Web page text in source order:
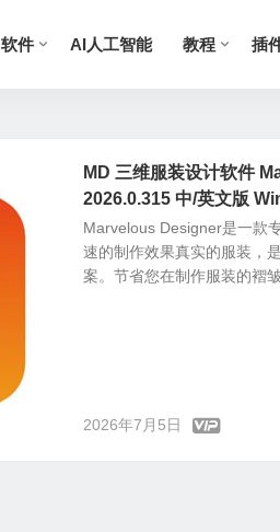
软件 AI人工智能 教程 插
MD 三维服装设计软件
2026.0.315 中/英文版
Marvelous Designer是一款
速的制作效果真实的服装，
案。节省您在制作服装的褶
2026年7月5日